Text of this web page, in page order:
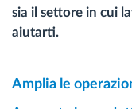
sia il settore in cui
aiutarti.
Amplia le